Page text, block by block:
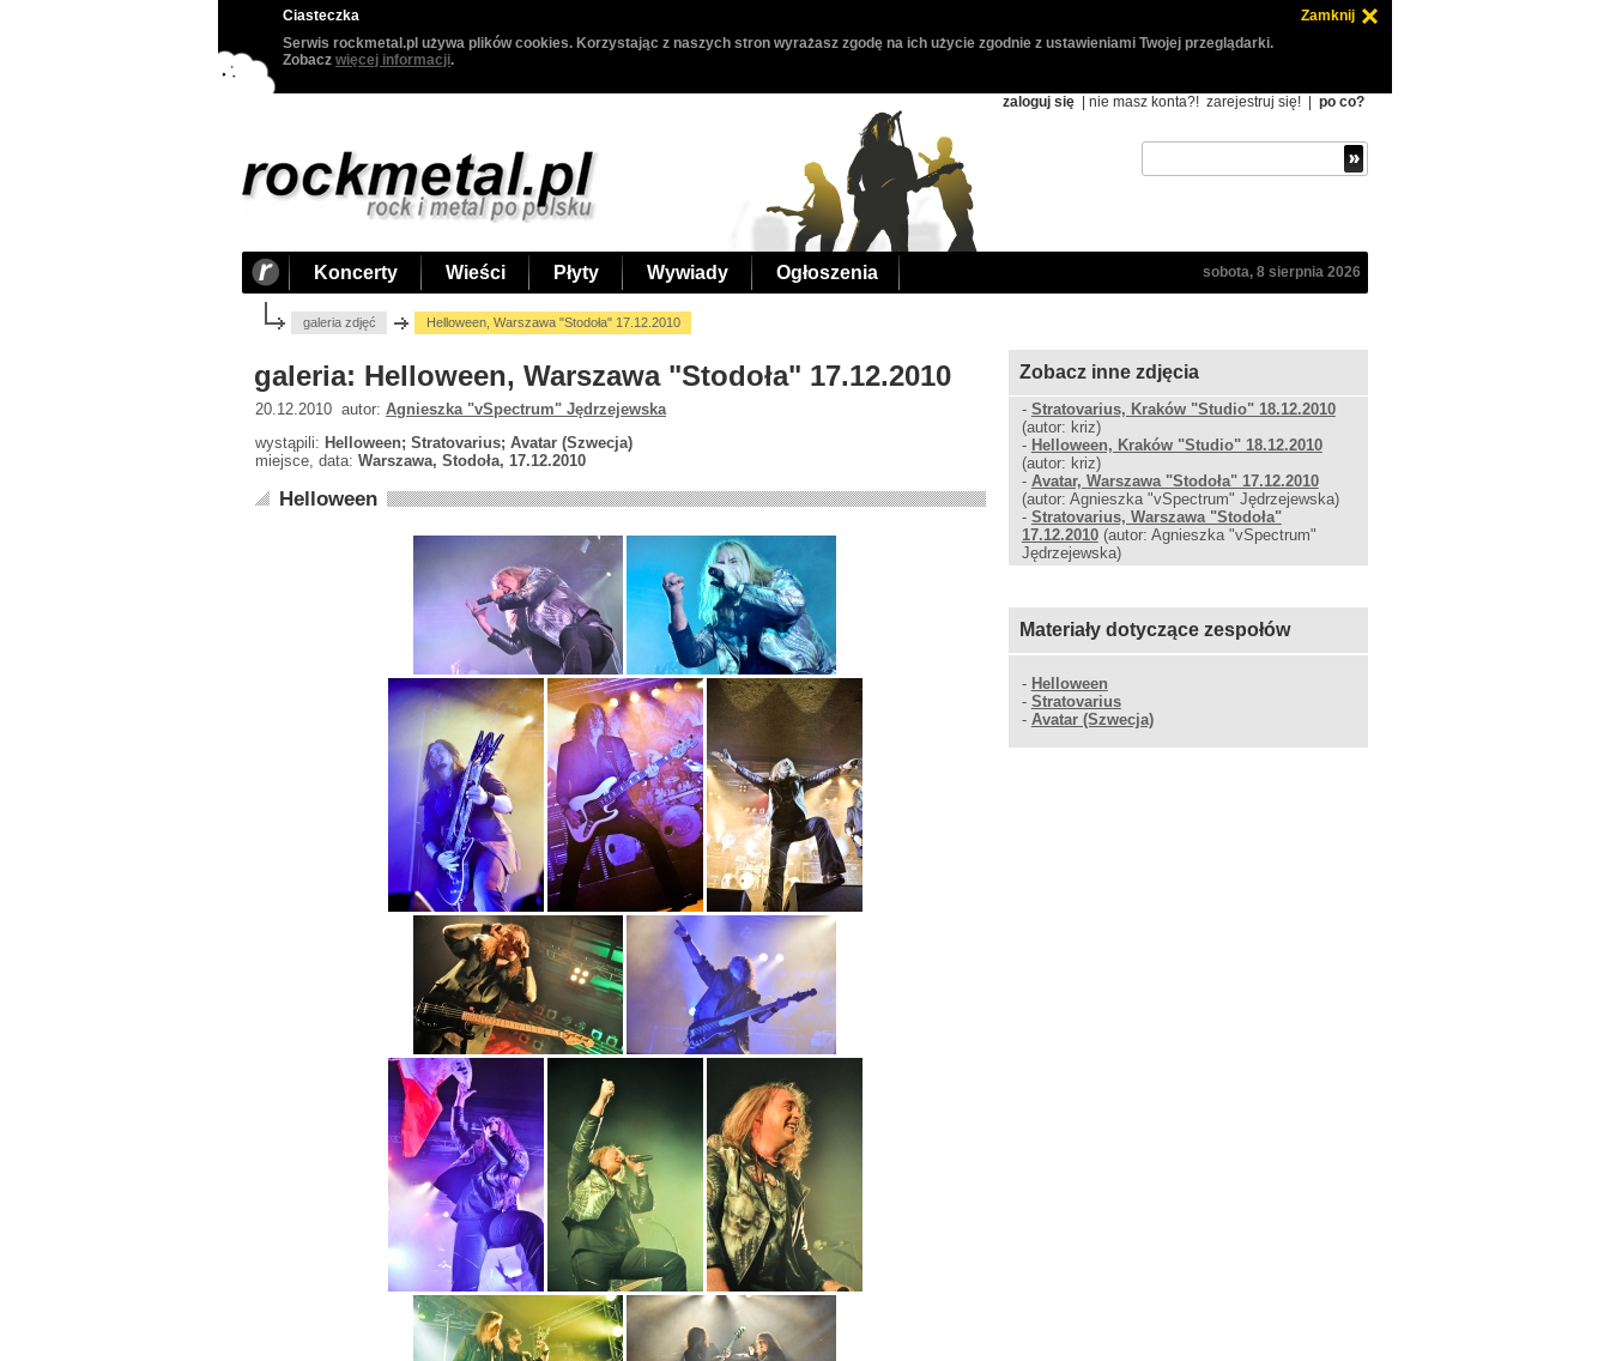
Ciasteczka
Zamknij
Serwis rockmetal.pl używa plików cookies. Korzystając z naszych stron wyrażasz zgodę na ich użycie zgodnie z ustawieniami Twojej przeglądarki.
Zobacz więcej informacji.
zaloguj się | nie masz konta?! zarejestruj się! po co?
Koncerty Wieści Płyty Wywiady Ogłoszenia sobota, 8 sierpnia 2026
galeria zdjęć Helloween, Warszawa "Stodoła" 17.12.2010
galeria: Helloween, Warszawa "Stodoła" 17.12.2010
20.12.2010 autor: Agnieszka "vSpectrum" Jędrzejewska
wystąpili: Helloween; Stratovarius; Avatar (Szwecja)
miejsce, data: Warszawa, Stodoła, 17.12.2010
Helloween
Zobacz inne zdjęcia
- Stratovarius, Kraków "Studio" 18.12.2010
(autor: kriz)
- Helloween, Kraków "Studio" 18.12.2010
(autor: kriz)
- Avatar, Warszawa "Stodoła" 17.12.2010
(autor: Agnieszka "vSpectrum" Jędrzejewska)
- Stratovarius, Warszawa "Stodoła"
17.12.2010(autor: Agnieszka "vSpectrum"
Jędrzejewska)
Materiały dotyczące zespołów
- Helloween
- Stratovarius
- Avatar (Szwecja)